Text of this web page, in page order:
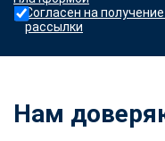
Согласен на
рассылки
Нам